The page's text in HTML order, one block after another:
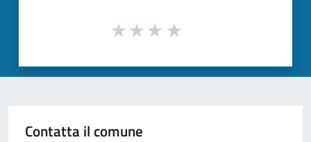
Contatta il comune